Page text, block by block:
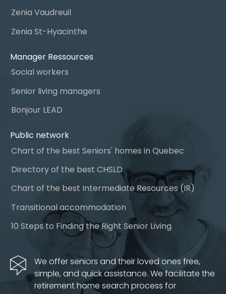
Zenia Vaudreuil
Zenia St-Hyacinthe
Manager Ressources
Social workers
Senior living managers
Bonjour LEAD
Public network
Chart of the best Seniors' homes in Quebec
Directory of the best CHSLD
Chart of the best Intermediate Resources (IR)
Transitional accommodation
10 Steps to Finding the Right Senior Living
We offer seniors and their loved ones free,
simple, and quick assistance. We facilitate the
retirement home search process for